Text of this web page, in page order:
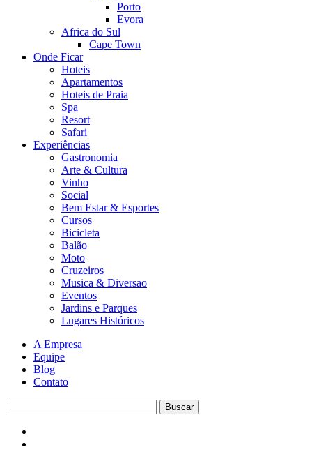
Porto
Evora
Africa do Sul
Cape Town
Onde Ficar
Hoteis
Apartamentos
Hoteis de Praia
Spa
Resort
Safari
Experiências
Gastronomia
Arte & Cultura
Vinho
Social
Bem Estar & Esportes
Cursos
Bicicleta
Balão
Moto
Cruzeiros
Musica & Diversao
Eventos
Jardins e Parques
Lugares Históricos
A Empresa
Equipe
Blog
Contato